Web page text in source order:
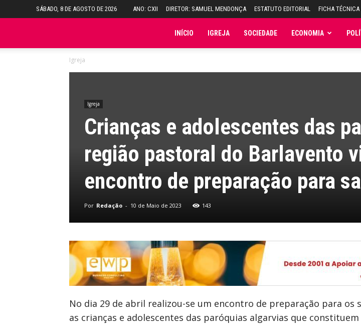
SÁBADO, 8 DE AGOSTO DE 2026 ANO: CXII DIRETOR: SAMUEL MENDONÇA ESTATUTO EDITORIAL FICHA TÉCNICA
INÍCIO IGREJA SOCIEDADE ECONOMIA
Igreja
Igreja
Crianças e adolescentes das
região pastoral do Barlavento
encontro de preparação para
Por Redação - 10 de Maio de 2023 143
No dia 29 de abril realizou-se um encontro de preparação para os
as crianças e adolescentes das paróquias algarvias que